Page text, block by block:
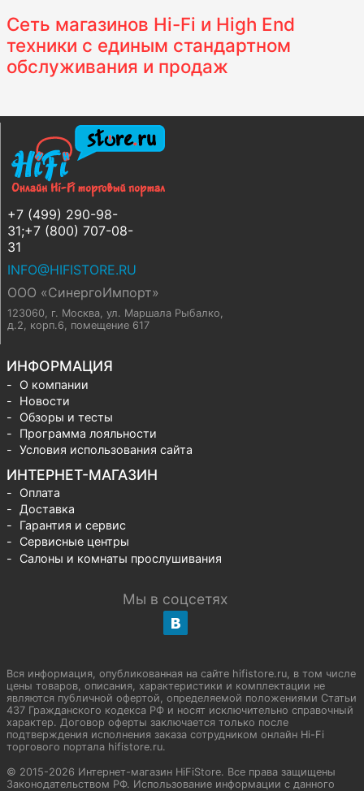
Сеть магазинов Hi-Fi и High End
техники с единым стандартном
обслуживания и продаж
+7 (499) 290-98-
31;+7 (800) 707-08-
31
INFO@HIFISTORE.RU
ООО «СинергоИмпорт»
123060, г. Москва, ул. Маршала Рыбалко,
д.2, корп.6, помещение 617
ИНФОРМАЦИЯ
О компании
Новости
Обзоры и тесты
Программа лояльности
Условия использования сайта
ИНТЕРНЕТ-МАГАЗИН
Оплата
Доставка
Гарантия и сервис
Сервисные центры
Салоны и комнаты прослушивания
Мы в соцсетях
Вся информация, опубликованная на сайте hifistore.ru, в том числе
цены товаров, описания, характеристики и комплектации не
являются публичной офертой, определяемой положениями Статьи
437 Гражданского кодекса РФ и носят исключительно справочный
характер. Договор оферты заключается только после
подтверждения исполнения заказа сотрудником онлайн Hi-Fi
торгового портала hifistore.ru.
© 2015-2026 Интернет-магазин HiFiStore. Все права защищены
Законодательством РФ. Использование информации с данного